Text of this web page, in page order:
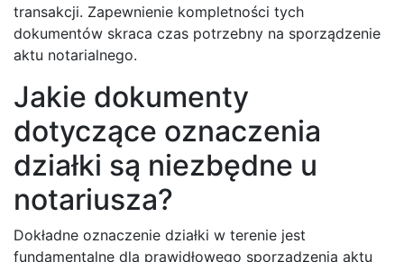
transakcji. Zapewnienie kompletności tych
dokumentów skraca czas potrzebny na sporządzenie
aktu notarialnego.
Jakie dokumenty
dotyczące oznaczenia
działki są niezbędne u
notariusza?
Dokładne oznaczenie działki w terenie jest
fundamentalne dla prawidłowego sporządzenia aktu